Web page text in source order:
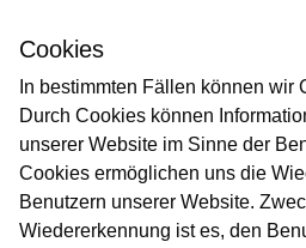
Cookies
In bestimmten Fällen können wir
Durch Cookies können
unserer Website im Sinne der
Cookies ermöglichen uns die
Benutzern unserer Website.
Wiedererkennung ist es, den